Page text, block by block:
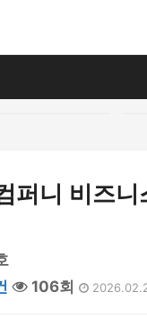
퍼니 비즈
106회